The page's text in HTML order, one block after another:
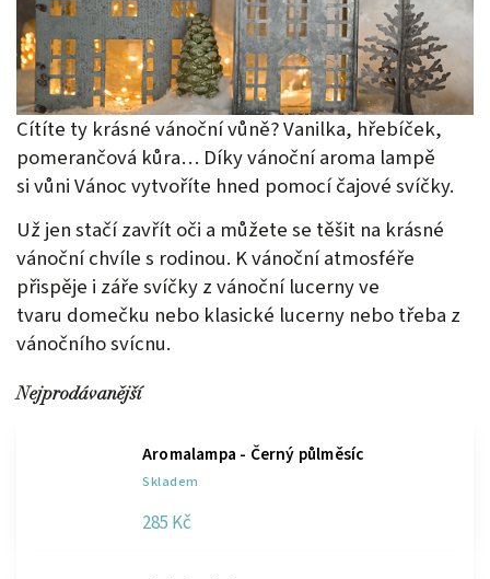
Cítíte ty krásné vánoční vůně? Vanilka, hřebíček,
pomerančová kůra… Díky vánoční aroma lampě
sivůni Vánoc vytvoříte hned pomocí čajové svíčky.
Už jen stačí zavřít oči a můžete se těšit na krásné
vánoční chvíle s rodinou. K vánoční atmosféře
přispěje i záře svíčky z vánoční lucerny ve
tvaru domečku nebo klasické lucerny nebo třeba z
vánočního svícnu.
Nejprodávanější
Aromalampa - Černý půlměsíc
Skladem
285 Kč